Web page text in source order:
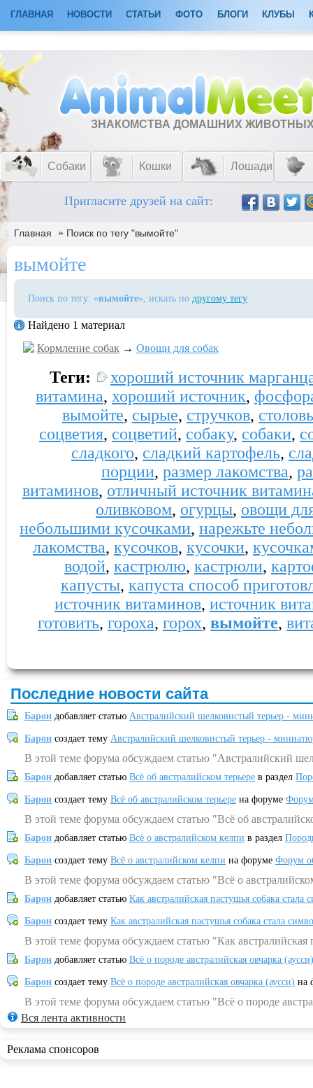
ГЛАВНАЯ НОВОСТИ СТАТЬИ ФОТО БЛОГИ КЛУБЫ
ЗНАКОМСТВА ДОМАШНИХ
Собаки Кошки Лошади
Пригласите друзей на сайт:
Главная » Поиск по тегу "вымойте"
вымойте
Поиск по тегу: «вымойте», искать по другому тегу
Найдено 1 материал
Кормление собак → Овощи для собак
Теги:
хороший источник
витамина, хороший источник,
вымойте, сырые, стручков,
соцветия, соцветий, собаку, собаки,
сладкого, сладкий картофель,
порции, размер лакомства,
витаминов, отличный источник
оливковом, огурцы, овощи
небольшими кусочками, нарежьте
лакомства, кусочков, кусочки,
водой, кастрюлю, кастрюли,
капусты, капуста способ
источник витаминов, источник
готовить, гороха, горох, вымойте,
Последние новости сайта
Барон добавляет статью Австралийский шелковистый терьер -
Барон создает тему Австралийский шелковистый терьер -
В этой теме форума обсуждаем статью "Австралийский
Барон добавляет статью Всё об австралийском терьере в раздел
Барон создает тему Всё об австралийском терьере на форуме
В этой теме форума обсуждаем статью "Всё об
Барон добавляет статью Всё о австралийском келпи в раздел
Барон создает тему Всё о австралийском келпи на форуме Форум
В этой теме форума обсуждаем статью "Всё о
Барон добавляет статью Как австралийская пастушья собака
Барон создает тему Как австралийская пастушья собака стала
В этой теме форума обсуждаем статью "Как
Барон добавляет статью Всё о породе австралийская овчарка (аусси)
Барон создает тему Всё о породе австралийская овчарка (аусси) на
В этой теме форума обсуждаем статью "Всё о породе
Вся лента активности
Реклама спонсоров